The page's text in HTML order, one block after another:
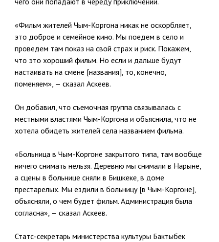
«Фильм жителей Чым-Коргона никак не оскорбляет,
это доброе и семейное кино. Мы поедем в село и
проведем там показ на свой страх и риск. Покажем,
что это хороший фильм. Но если и дальше будут
настаивать на смене [названия], то, конечно,
поменяем», — сказал Аскеев.
Он добавил, что съемочная группа связывалась с
местными властями Чым-Коргона и объяснила, что не
хотела обидеть жителей села названием фильма.
«Больница в Чым-Коргоне закрытого типа, там вообще
ничего снимать нельзя. Деревню мы снимали в Нарыне,
а сцены в больнице сняли в Бишкеке, в доме
престарелых. Мы ездили в больницу [в Чым-Коргоне],
объясняли, о чем будет фильм. Администрация была
согласна», — сказал Аскеев.
Статс-секретарь министерства культуры Бактыбек